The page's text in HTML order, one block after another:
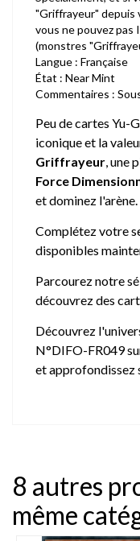
"Griffrayeur" depuis
vous ne pouvez pas
(monstres
Langue : Française
État : Near Mint
Commentaires :
Peu de cartes Yu-
iconique et la
Griffrayeur, une
Force
et dominez l'arène.
Complétez votre
disponibles
Parcourez notre
découvrez des
Découvrez
N°DIFO-FR049
et approfondissez
8 autres
même